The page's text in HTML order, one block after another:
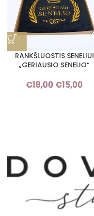
RANKŠLUOSTIS SENELIUI
„GERIAUSIO SENELIO“
€18,00
Original
€15,00